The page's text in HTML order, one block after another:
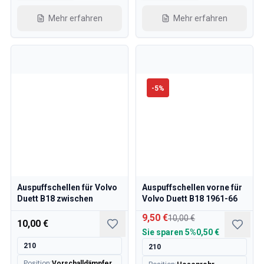
Mehr erfahren Mehr erfahren
Auspuffschellen für Volvo
Duett B18 zwischen
10,00 €
210
-5%
Auspuffschellen vorne für
Volvo Duett B18 1961-66
9,50 €10,00 €
Sie sparen 5%0,50 €
210